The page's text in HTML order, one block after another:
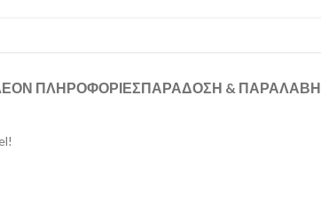
ΠΛΗΡΟΦΟΡΊΕΣΠΑΡΑΔΟΣΗ & ΠΑΡΑΛΑΒΗ